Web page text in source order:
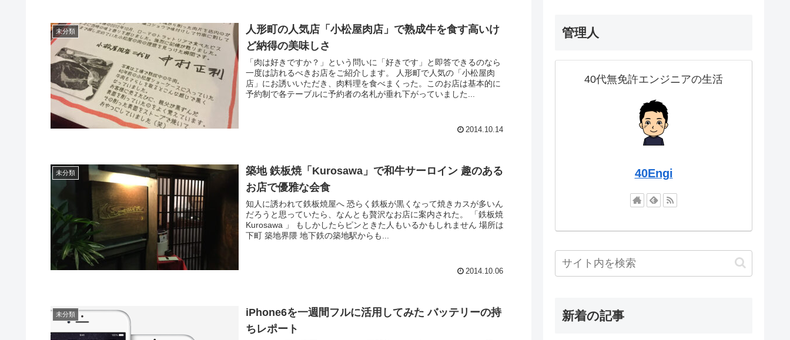
未分類
人形町の人気店「小松屋肉店」で熟成牛を食す高いけ
ど納得の美味しさ
「肉は好きですか？」という問いに「好きです」と即答できるのなら
一度は訪れるべきお店をご紹介します。 人形町で人気の「小松屋肉
店」にお誘いいただき、肉料理を食べまくった。このお店は基本的に
予約制で各テーブルに予約者の名札が垂れ下がっていました...
2014.10.14
未分類
築地 鉄板焼「Kurosawa」で和牛サーロイン 趣のある
お店で優雅な会食
知人に誘われて鉄板焼屋へ 恐らく鉄板が黒くなって焼きカスが多いん
だろうと思っていたら、なんとも贅沢なお店に案内された。 「鉄板焼
Kurosawa 」 もしかしたらピンときた人もいるかもしれません 場所は
下町 築地界隈 地下鉄の築地駅からも...
2014.10.06
未分類
iPhone6を一週間フルに活用してみた バッテリーの持
ちレポート
管理人
40代無免許エンジニアの生活
40Engi
新着の記事